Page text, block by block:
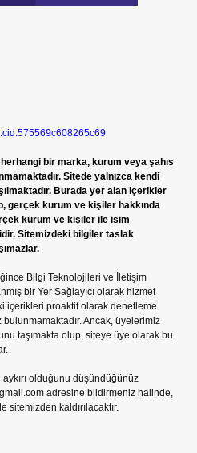
bir marka, kurum veya şahıs
Sitede yalnızca kendi
Burada yer alan içerikler
gerçek kurum ve kişiler hakkında
kurum ve kişiler ile isim
Sitemizdeki bilgiler taslak
Bilgi Teknolojileri ve İletişim
bir Yer Sağlayıcı olarak hizmet
içerikleri proaktif olarak denetleme
Ancak, üyelerimiz
taşımakta olup, siteye üye olarak bu
olduğunu düşündüğünüz
adresine bildirmeniz halinde,
kaldırılacaktır.